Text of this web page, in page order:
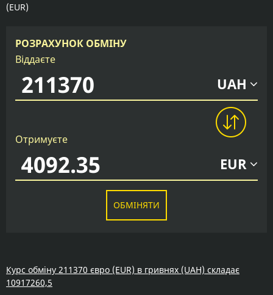
(EUR)
РОЗРАХУНОК ОБМІНУ
Віддаєте
UAH
Отримуєте
EUR
ОБМІНЯТИ
Курс обміну 211370 євро (EUR) в гривнях (UAH) складає
10917260,5